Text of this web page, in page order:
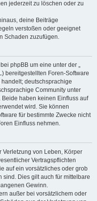
jederzeit zu löschen oder zu
deine Beiträge
verstoßen oder geeignet
Schaden zuzufügen.
phpBB um eine unter der „
bereitgestellten Foren-Software
deutschsprachige
Community unter
haben keinen Einfluss auf
wird. Sie können
für bestimmte Zwecke nicht
Einfluss nehmen.
Verletzung von Leben, Körper
Vertragspflichten
auf ein vorsätzliches oder grob
sind. Dies gilt auch für mittelbare
Gewinn.
außer bei vorsätzlichem oder